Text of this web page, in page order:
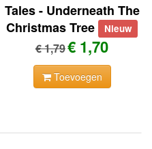
Tales - Underneath The
Christmas Tree Nieuw
€ 1,79€ 1,70
Toevoegen